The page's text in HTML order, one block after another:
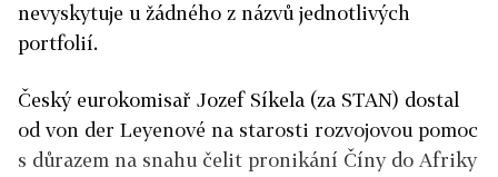
nevyskytuje u žádného z názvů jednotlivých
portfolií.
Český eurokomisař Jozef Síkela (za STAN) dostal
od von der Leyenové na starosti rozvojovou pomoc
s důrazem na snahu čelit pronikání Číny do Afriky